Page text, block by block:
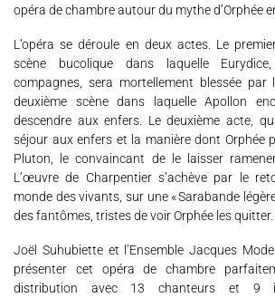
Nous soutenir Vidéos
Rechercher
Espace Artistes Contact Presse
opéra de chambre autour du mythe d’Orphée
L’opéra se déroule en deux actes. Le
scène bucolique dans laquelle
compagnes, sera mortellement blessée par
deuxième scène dans laquelle Apollon
descendre aux enfers. Le deuxième acte,
séjour aux enfers et la manière dont Orphée
Pluton, le convaincant de le laisser
L’œuvre de Charpentier s’achève par le
monde des vivants, sur une « Sarabande
des fantômes, tristes de voir Orphée les quitter.
Joël Suhubiette et l’Ensemble Jacques
présenter cet opéra de chambre
distribution avec 13 chanteurs et 9